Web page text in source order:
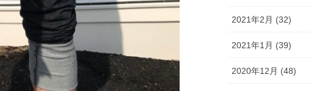
2021年2月 (32)
2021年1月 (39)
2020年12月 (48)